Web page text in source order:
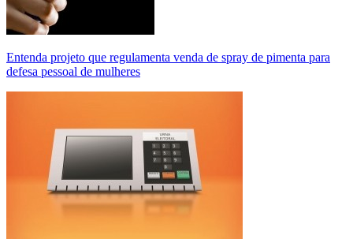
Entenda projeto que regulamenta venda de spray de pimenta para
defesa pessoal de mulheres